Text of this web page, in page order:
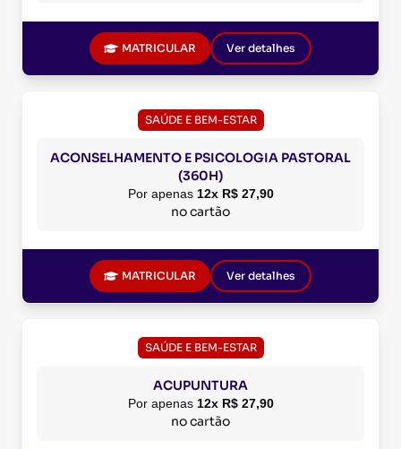
MATRICULAR Ver detalhes
SAÚDE E BEM-ESTAR
ACONSELHAMENTO E PSICOLOGIA PASTORAL
(360H)
Por apenas 12x R$ 27,90
no cartão
MATRICULAR Ver detalhes
SAÚDE E BEM-ESTAR
ACUPUNTURA
Por apenas 12x R$ 27,90
no cartão